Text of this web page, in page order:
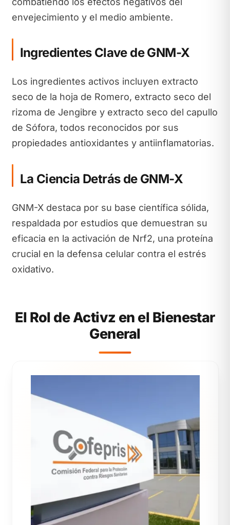
envejecimiento y el medio ambiente.
Ingredientes Clave de GNM-X
Los ingredientes activos incluyen extracto
seco de la hoja de Romero, extracto seco del
rizoma de Jengibre y extracto seco del capullo
de Sófora, todos reconocidos por sus
propiedades antioxidantes y antiinflamatorias.
La Ciencia Detrás de GNM-X
GNM-X destaca por su base científica sólida,
respaldada por estudios que demuestran su
eficacia en la activación de Nrf2, una proteína
crucial en la defensa celular contra el estrés
oxidativo.
El Rol de Activz en el Bienestar
General